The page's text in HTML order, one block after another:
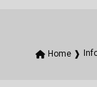
Home ❱